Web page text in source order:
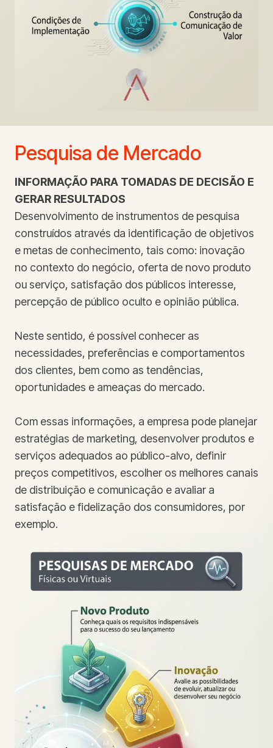
Pesquisa de Mercado
INFORMAÇÃO PARA TOMADAS DE DECISÃO E
GERAR RESULTADOS
Desenvolvimento de instrumentos de pesquisa
construídos através da identificação de objetivos
e metas de conhecimento, tais como: inovação
no contexto do negócio, oferta de novo produto
ou serviço, satisfação dos públicos interesse,
percepção de público oculto e opinião pública.
Neste sentido, é possível conhecer as
necessidades, preferências e comportamentos
dos clientes, bem como as tendências,
oportunidades e ameaças do mercado.
Com essas informações, a empresa pode planejar
estratégias de marketing, desenvolver produtos e
serviços adequados ao público-alvo, definir
preços competitivos, escolher os melhores canais
de distribuição e comunicação e avaliar a
satisfação e fidelização dos consumidores, por
exemplo.